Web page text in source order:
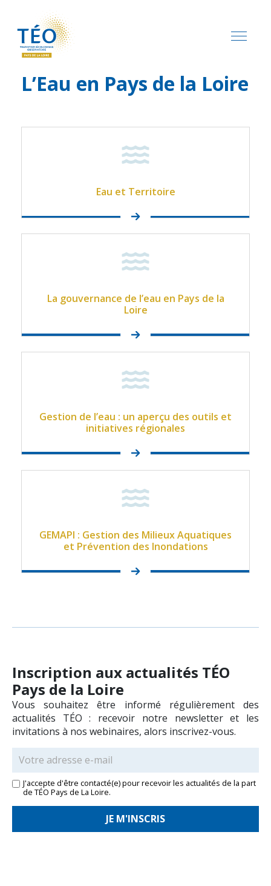
L’Eau en Pays de la Loire
Eau et Territoire
EN SAVOIR PLUS
La gouvernance de l’eau en Pays de la
Loire
EN SAVOIR PLUS
Gestion de l’eau : un aperçu des outils et
initiatives régionales
EN SAVOIR PLUS
GEMAPI : Gestion des Milieux Aquatiques
et Prévention des Inondations
EN SAVOIR PLUS
Inscription aux actualités TÉO
Pays de la Loire
Vous souhaitez être informé régulièrement des
actualités TÉO : recevoir notre newsletter et les
invitations à nos webinaires, alors inscrivez-vous.
J'accepte d'être contacté(e) pour recevoir les actualités de la part
de TÉO Pays de La Loire.